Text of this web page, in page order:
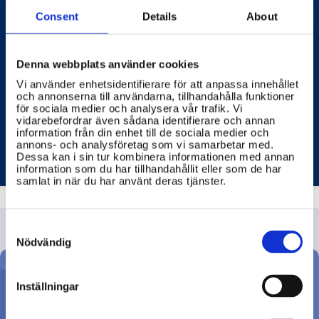
Consent Details About
Denna webbplats använder cookies
Vi använder enhetsidentifierare för att anpassa innehållet
och annonserna till användarna, tillhandahålla funktioner
för sociala medier och analysera vår trafik. Vi
vidarebefordrar även sådana identifierare och annan
information från din enhet till de sociala medier och
annons- och analysföretag som vi samarbetar med.
Dessa kan i sin tur kombinera informationen med annan
information som du har tillhandahållit eller som de har
samlat in när du har använt deras tjänster.
Selection
Nödvändig
Inställningar
Vilka regler gäller för arbetsgivare kring
Arbetsgivare har ett stort ansvar för att säkerställa en
trygg och hälsosam arbetsmiljö för sina anställda.
RIKSDAGENS ARBETSMILJÖVERKET